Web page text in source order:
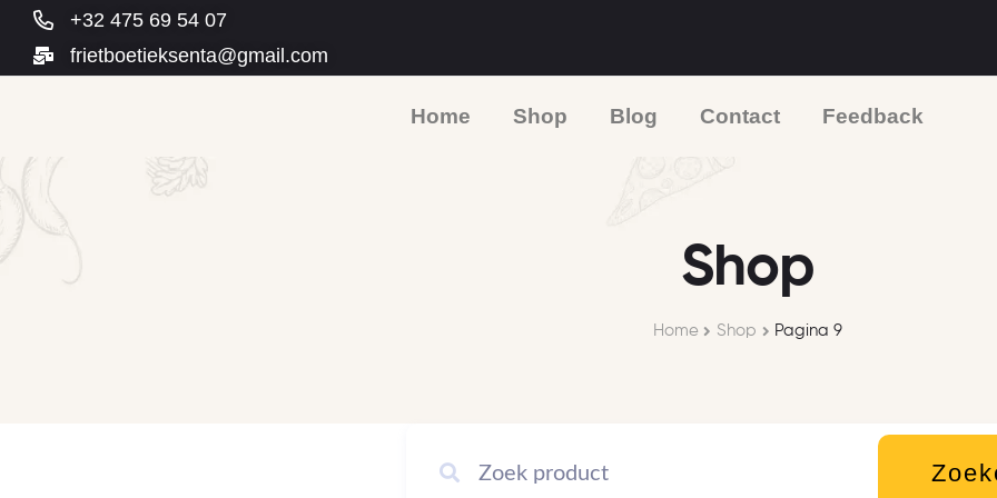
+32 475 69 54 07
frietboetieksenta@gmail.com
Home Shop Blog Contact Feedback
Shop
Home Shop Pagina 9